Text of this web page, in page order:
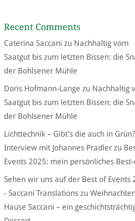
Recent Comments
Caterina Saccani zu Nachhaltig vom
Saatgut bis zum letzten Bissen: die
der Bohlsener Mühle
Doris Hofmann-Lange zu Nachhaltig
Saatgut bis zum letzten Bissen: die
der Bohlsener Mühle
Lichttechnik – Gibt’s die auch in
Interview mit Johannes Pradlerzu
Events 2025: mein persönliches
Sehen wir uns auf der Best of Events
- Saccani Translationszu
Hause Saccani – ein